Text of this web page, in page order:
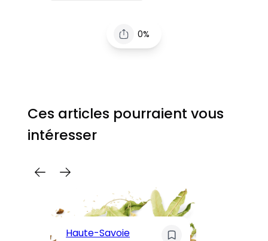
0%
Ces articles pourraient vous
intéresser
Haute-Savoie